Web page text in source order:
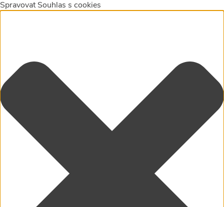
Spravovat Souhlas s cookies